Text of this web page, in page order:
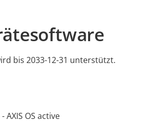
bis 2033-12-31 unterstützt.
AXIS OS active